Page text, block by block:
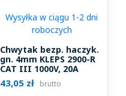
Wysyłka w ciągu 1-2 dni
roboczych
Chwytak bezp. haczyk.
gn. 4mm KLEPS 2900-R
CAT III 1000V, 20A
czerwony
43,05 zł brutto